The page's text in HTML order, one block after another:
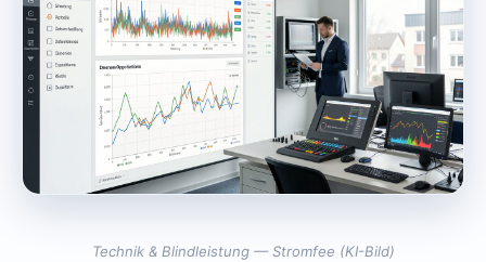
Technik & Blindleistung — Stromfee (KI-Bild)